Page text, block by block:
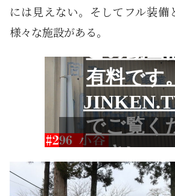
には見えない。そしてフル装備
様々な施設がある。